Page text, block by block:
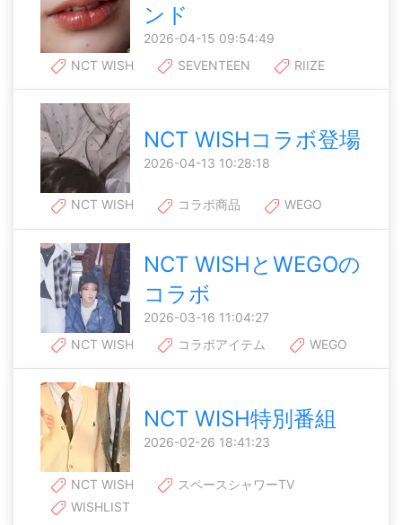
ンド
2026-04-15 09:54:49
NCT WISH
SEVENTEEN RIIZE
NCT WISHコラボ登場
2026-04-13 10:28:18
NCT WISH コラボ商品 WEGO
NCT WISHとWEGOの
コラボ
2026-03-16 11:04:27
NCT WISH
コラボアイテム WEGO
NCT WISH特別番組
2026-02-26 18:41:23
NCT WISH
スペースシャワーTV
WISHLIST